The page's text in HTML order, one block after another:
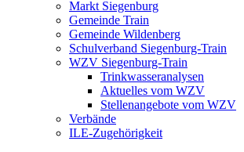
Markt Siegenburg
Gemeinde Train
Gemeinde Wildenberg
Schulverband Siegenburg-Train
WZV Siegenburg-Train
Trinkwasseranalysen
Aktuelles vom WZV
Stellenangebote vom WZV
Verbände
ILE-Zugehörigkeit